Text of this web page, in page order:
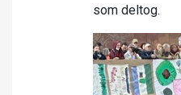
som deltog.